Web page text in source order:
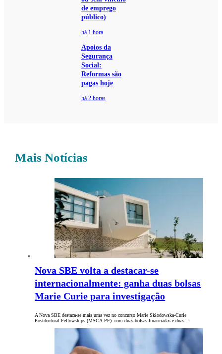
de emprego
público)
há 1 hora
Apoios da
Segurança
Social:
Reformas são
pagas hoje
há 2 horas
Mais Notícias
Nova SBE volta a destacar-se
internacionalmente: ganha duas bolsas
Marie Curie para investigação
A Nova SBE destaca-se mais uma vez no concurso Marie Skłodowska-Curie
Postdoctoral Fellowships (MSCA-PF): com duas bolsas financiadas e duas…